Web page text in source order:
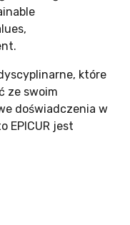
które
ze swoim
doświadczenia w
EPICUR jest